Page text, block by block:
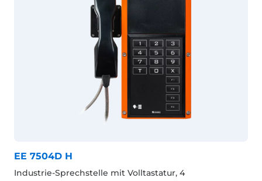
EE 7504D H
Industrie-Sprechstelle mit Volltastatur, 4